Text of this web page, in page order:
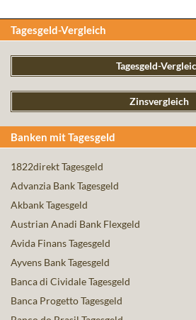
Tagesgeld-Vergleich
Tagesgeld-
Zinsvergleich
Banken mit Tagesgeld
1822direkt Tagesgeld
Advanzia Bank Tagesgeld
Akbank Tagesgeld
Austrian Anadi Bank Flexgeld
Avida Finans Tagesgeld
Ayvens Bank Tagesgeld
Banca di Cividale Tagesgeld
Banca Progetto Tagesgeld